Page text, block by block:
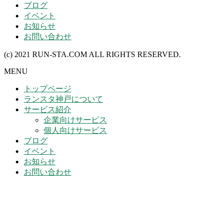
ブログ
イベント
お知らせ
お問い合わせ
(c) 2021 RUN-STA.COM ALL RIGHTS RESERVED.
MENU
トップページ
ランスタ神戸について
サービス紹介
企業向けサービス
個人向けサービス
ブログ
イベント
お知らせ
お問い合わせ